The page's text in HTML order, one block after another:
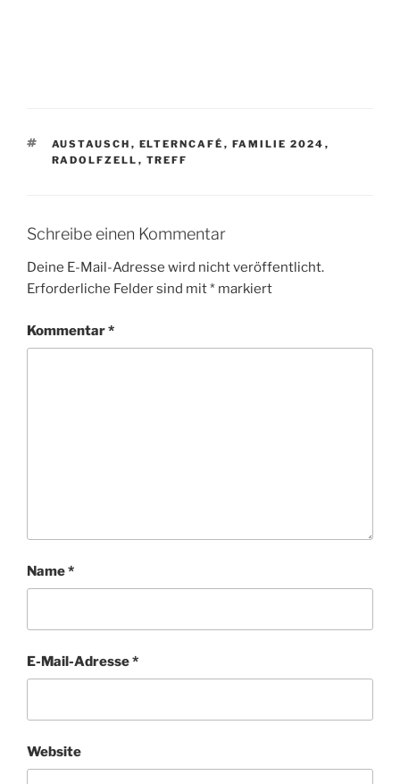
SCHLAGWÖRTER
AUSTAUSCH , ELTERNCAFÉ , FAMILIE 2024 ,
RADOLFZELL , TREFF
Schreibe einen Kommentar
Deine E-Mail-Adresse wird nicht veröffentlicht.
Erforderliche Felder sind mit* markiert
Kommentar*
Name*
E-Mail-Adresse*
Website